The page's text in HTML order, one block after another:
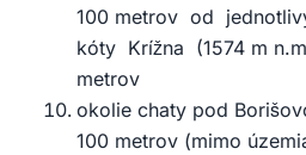
100 metrov od
kóty Krížna (1574 m
metrov
okolie chaty pod
100 metrov (mimo